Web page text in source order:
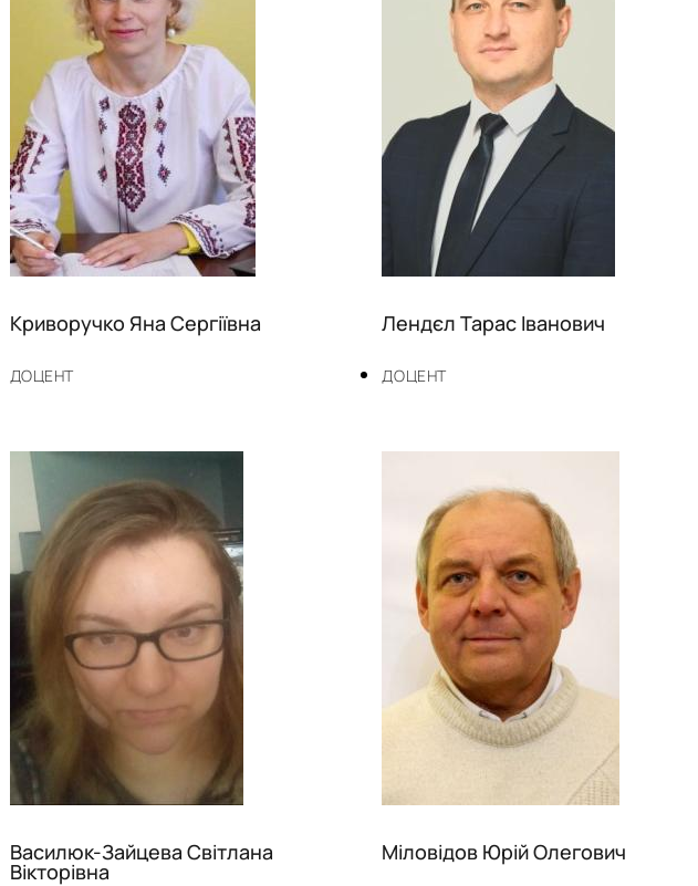
ДОЦЕНТ
Криворучко Яна Сергіївна
ДОЦЕНТ
Лендєл Тарас Іванович
Василюк-Зайцева Світлана
Вікторівна
Міловідов Юрій Олегович